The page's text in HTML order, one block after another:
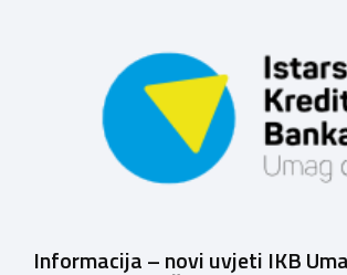
Grubešić, dr.med. Sporazumom se
uvjeti za obrtnike, članove Komore,
te članove uže obitelji obrtnika […]
Informacija – novi uvjeti IKB